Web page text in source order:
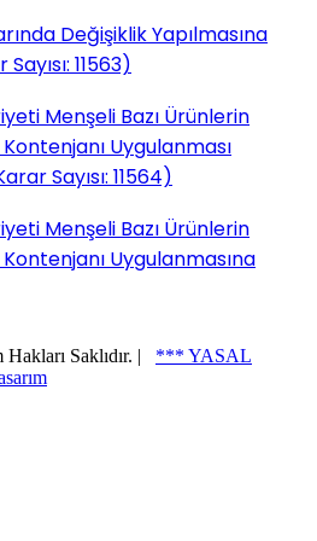
Değişiklik Yapılmasına
11563)
Menşeli Bazı Ürünlerin
Uygulanması
Sayısı: 11564)
Menşeli Bazı Ürünlerin
Uygulanmasına
Saklıdır. | *** YASAL